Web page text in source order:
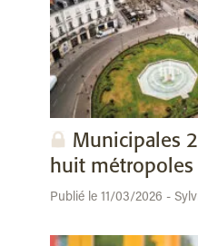
Municipales
huit métropoles
Publié le 11/03/2026 -